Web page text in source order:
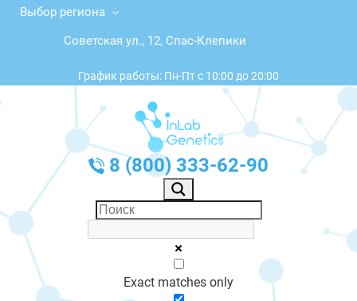
Выбор региона
Советская ул., 12, Спас-Клепики
График работы: Пн-Пт с 10:00 до 20:00
8 (800) 333-62-90
Exact matches only